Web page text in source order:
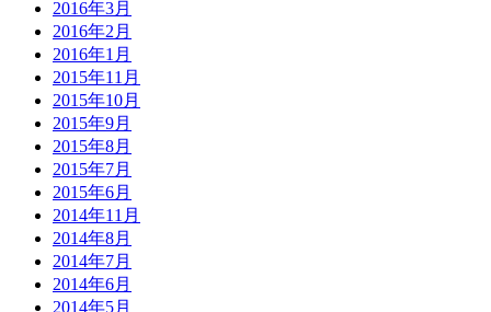
2016年3月
2016年2月
2016年1月
2015年11月
2015年10月
2015年9月
2015年8月
2015年7月
2015年6月
2014年11月
2014年8月
2014年7月
2014年6月
2014年5月